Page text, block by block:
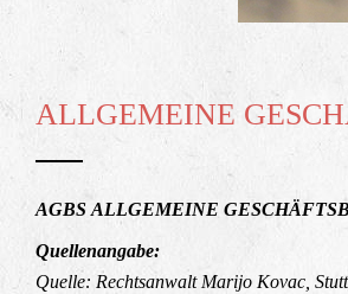
ALLGEMEINE
AGBS ALLGEMEINE
Quellenangabe:
Quelle: Rechtsanwalt Marijo Kovac,